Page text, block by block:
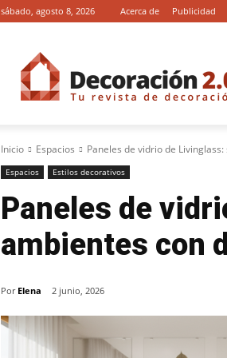
sábado, agosto 8, 2026 Acerca de Publicidad
Inicio Espacios Paneles de vidrio de
Espacios Estilos decorativos
Paneles de
ambientes con
Por Elena 2 junio, 2026